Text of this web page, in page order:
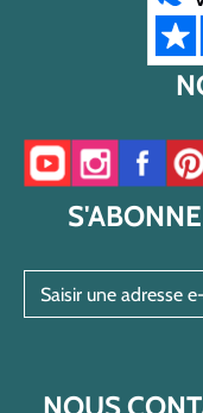
Accéder à notre
Accéder à